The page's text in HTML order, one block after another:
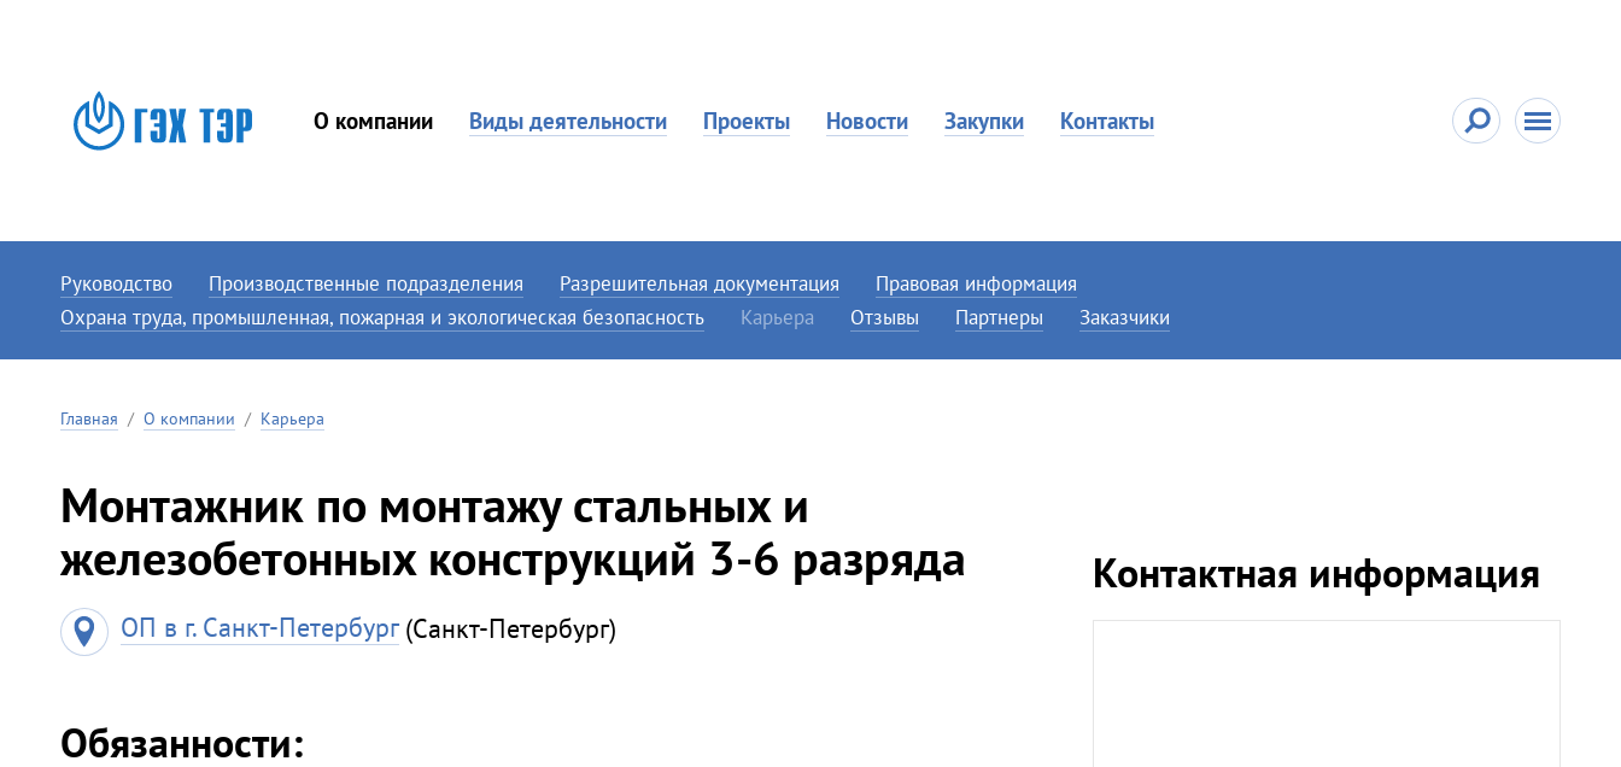
О компании Виды деятельности Проекты Новости Закупки Контакты
Руководство Производственные подразделения Разрешительная документация
Правовая информация
Охрана труда, промышленная, пожарная и экологическая безопасность
Карьера Отзывы Партнеры Заказчики
Главная / О компании / Карьера
Монтажник по монтажу стальных и
железобетонных конструкций 3-6 разряда
ОП в г. Санкт-Петербург (Санкт-Петербург)
Обязанности:
Контактная информация